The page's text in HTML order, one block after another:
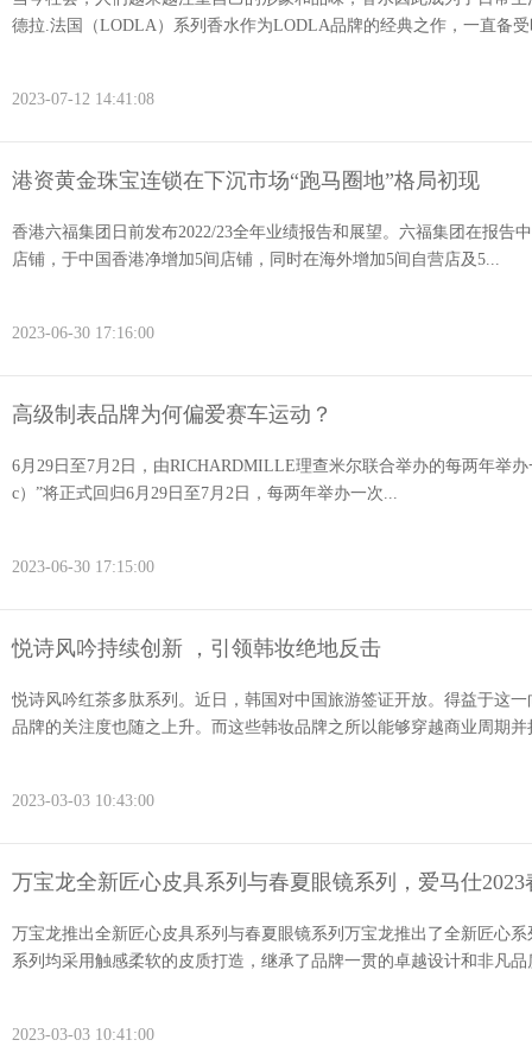
德拉.法国（LODLA）系列香水作为LODLA品牌的经典之作，一直备
2023-07-12 14:41:08
港资黄金珠宝连锁在下沉市场“跑马圈地”格局初现
香港六福集团日前发布2022/23全年业绩报告和展望。六福集团在报告
店铺，于中国香港净增加5间店铺，同时在海外增加5间自营店及5...
2023-06-30 17:16:00
高级制表品牌为何偏爱赛车运动？
6月29日至7月2日，由RICHARDMILLE理查米尔联合举办的每两年举
c）”将正式回归6月29日至7月2日，每两年举办一次...
2023-06-30 17:15:00
悦诗风吟持续创新 ，引领韩妆绝地反击
悦诗风吟红茶多肽系列。近日，韩国对中国旅游签证开放。得益于这
品牌的关注度也随之上升。而这些韩妆品牌之所以能够穿越商业周期
2023-03-03 10:43:00
万宝龙全新匠心皮具系列与春夏眼镜系列，爱马仕
万宝龙推出全新匠心皮具系列与春夏眼镜系列万宝龙推出了全新匠心
系列均采用触感柔软的皮质打造，继承了品牌一贯的卓越设计和非凡
2023-03-03 10:41:00